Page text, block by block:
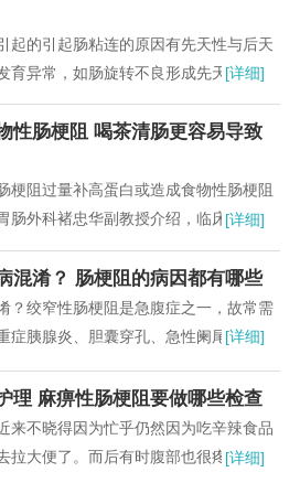
起的引起肠粘连的原因有先天性与后天
育异常，如肠旋转不良形成先天性纤维
...
[详细]
性肠梗阻 喝茶清肠更容易导致
梗阻过量补高蛋白或造成食物性肠梗阻
肠外科褚忠华副教授介绍，临床中发
周或产后...
[详细]
混淆？ 肠梗阻的病因都有哪些
？绞窄性肠梗阻是急腹症之一，故常需
症胰腺炎、胆囊穿孔、急性阑尾炎或阑
[详细]
理 麻痹性肠梗阻要做哪些检查
来不晓得因为忙乎仍然因为吃辛辣食品
拉大便了。而后有时腹部也很疼痛。我
[详细]